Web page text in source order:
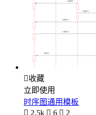
收藏
立即使用
时序图通用模板
 2.5k  6  2